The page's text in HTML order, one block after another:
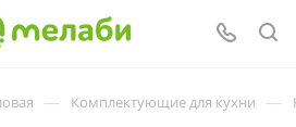
— Комплектующие для кухни —